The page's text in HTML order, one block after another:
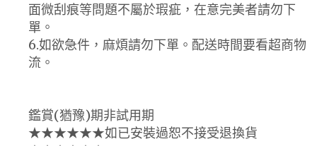
面微刮痕等問題不屬於瑕疵，在意完美者請勿下
單。
6.如欲急件，麻煩請勿下單。配送時間要看超商物
流。
鑑賞(猶豫)期非試用期
★★★★★★如已安裝過恕不接受退換貨